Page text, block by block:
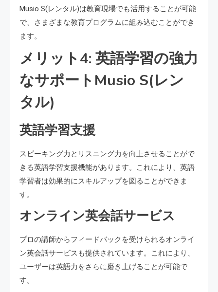
Musio S(レンタル)は教育現場でも活用することが可能
で、さまざまな教育プログラムに組み込むことができ
ます。
メリット4: 英語学習の強力
なサポートMusio S(レン
タル)
英語学習支援
スピーキング力とリスニング力を向上させることがで
きる英語学習支援機能があります。これにより、英語
学習者は効果的にスキルアップを図ることができま
す。
オンライン英会話サービス
プロの講師からフィードバックを受けられるオンライ
ン英会話サービスも提供されています。これにより、
ユーザーは英語力をさらに磨き上げることが可能で
す。